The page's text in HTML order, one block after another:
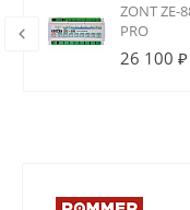
ZONT ZE-
PRO
26 100 ₽